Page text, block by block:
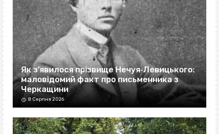
Як з’явилося прізвище Нечуя‐Левицького:
маловідомий факт про письменника з
Черкащини
8 Серпня 2026